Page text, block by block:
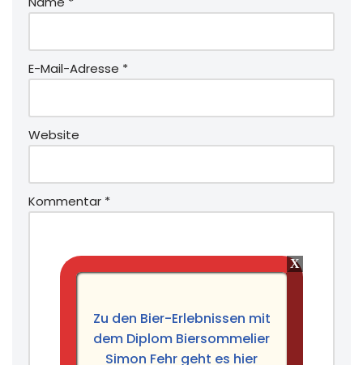
E-Mail-Adresse *
Website
Kommentar *
Zu den Bier-Erlebnissen mit
dem Diplom Biersommelier
Simon Fehr geht es hier